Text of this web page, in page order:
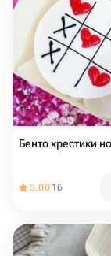
Бенто крестики
5.00 16